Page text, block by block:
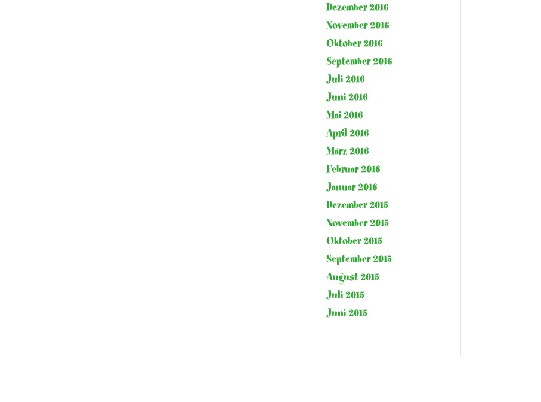
Dezember 2016
November 2016
Oktober 2016
September 2016
Juli 2016
Juni 2016
Mai 2016
April 2016
März 2016
Februar 2016
Januar 2016
Dezember 2015
November 2015
Oktober 2015
September 2015
August 2015
Juli 2015
Juni 2015